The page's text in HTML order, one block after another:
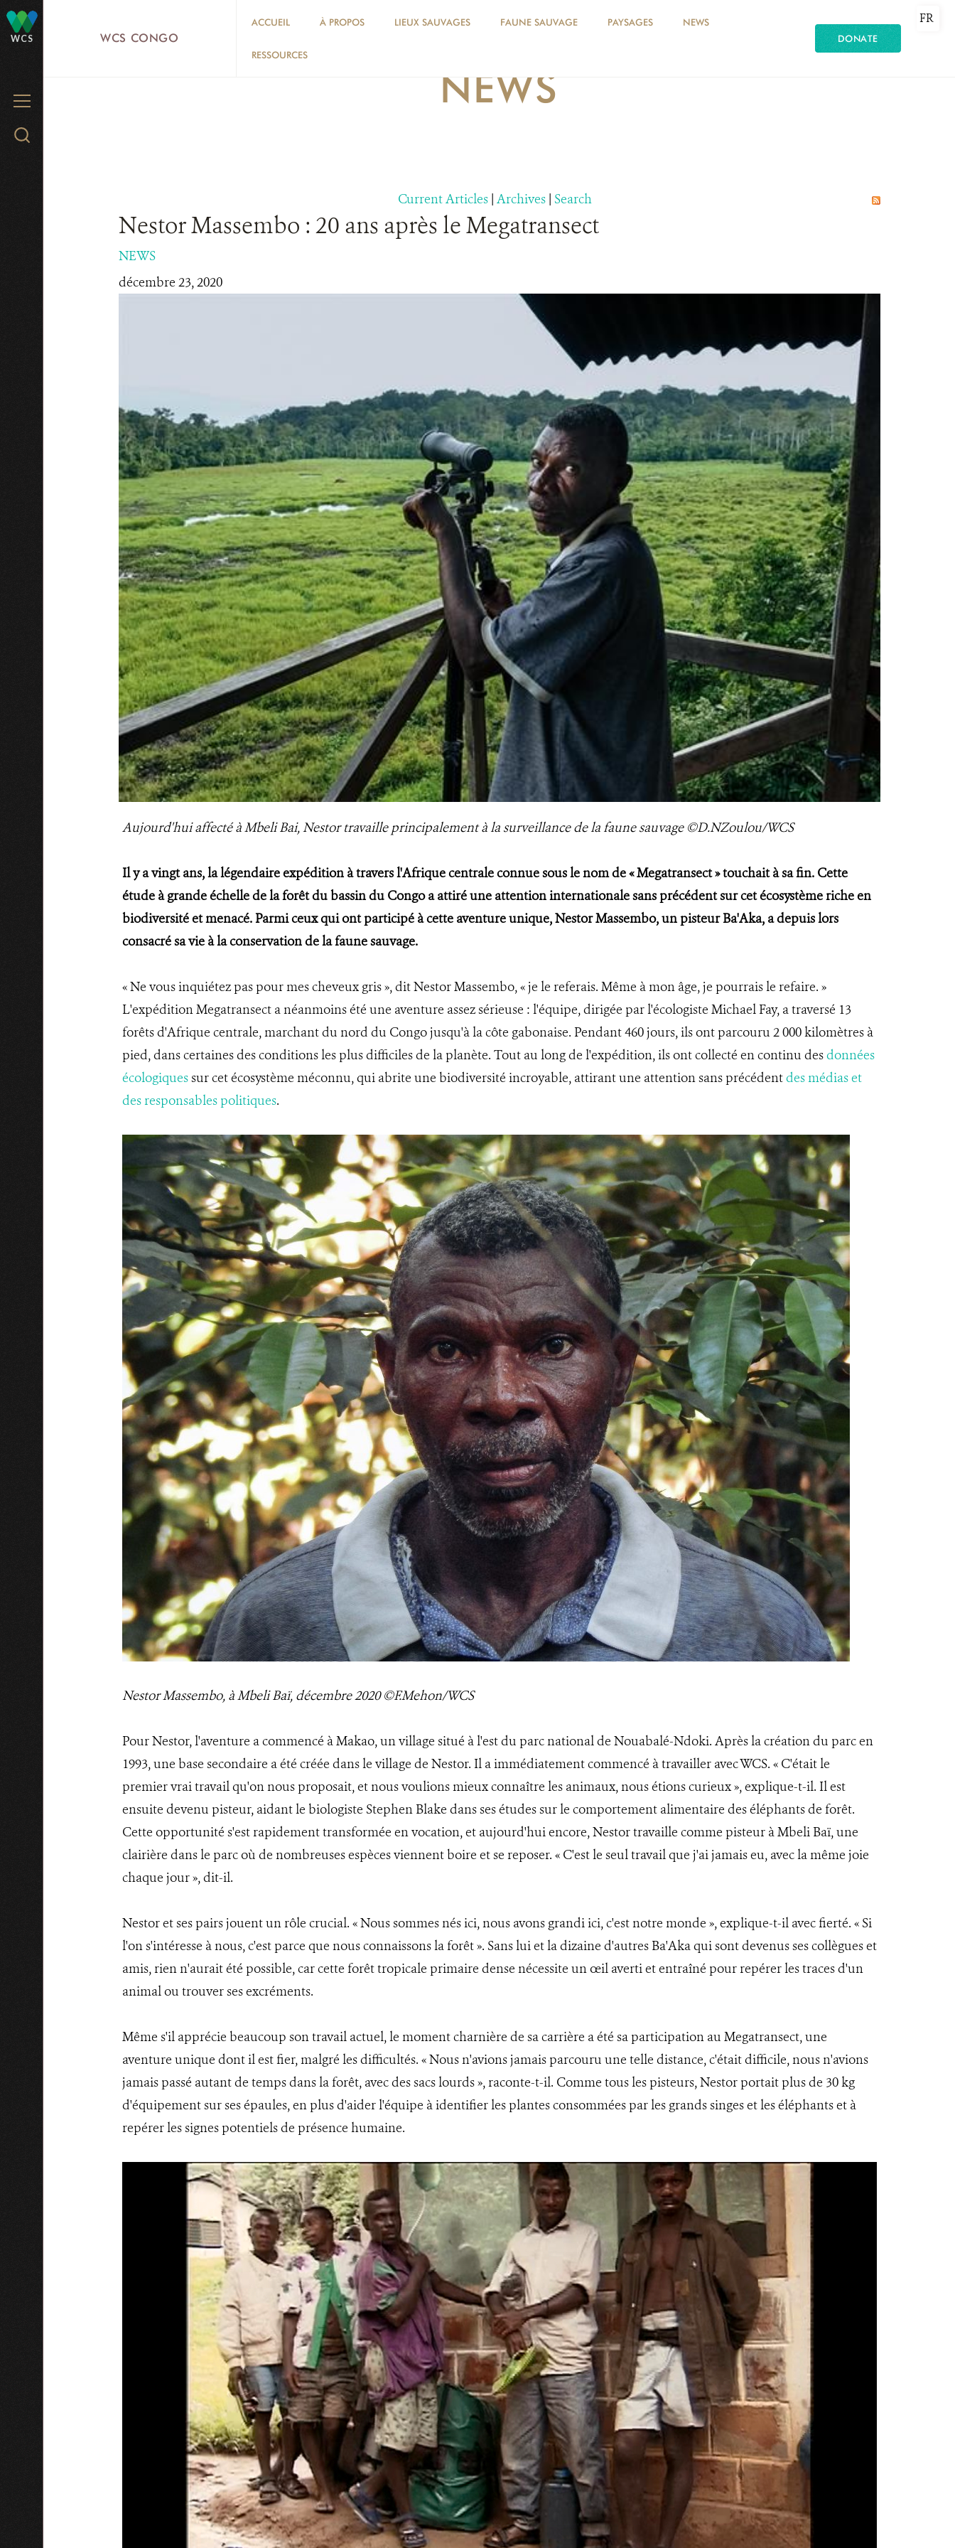
WCS
MENU
Search
WCS CONGO
ACCUEIL À PROPOS LIEUX SAUVAGES FAUNE SAUVAGE PAYSAGES NEWS
RESSOURCES
DONATE
FR
NEWS
Current Articles | Archives | Search
Nestor Massembo : 20 ans après le Megatransect
NEWS
décembre 23, 2020
Aujourd'hui affecté à Mbeli Bai, Nestor travaille principalement à la surveillance de la faune sauvage ©D.NZoulou/WCS
Il y a vingt ans, la légendaire expédition à travers l'Afrique centrale connue sous le nom de « Megatransect » touchait à sa fin. Cette
étude à grande échelle de la forêt du bassin du Congo a attiré une attention internationale sans précédent sur cet écosystème riche en
biodiversité et menacé. Parmi ceux qui ont participé à cette aventure unique, Nestor Massembo, un pisteur Ba'Aka, a depuis lors
consacré sa vie à la conservation de la faune sauvage.
« Ne vous inquiétez pas pour mes cheveux gris », dit Nestor Massembo, « je le referais. Même à mon âge, je pourrais le refaire. »
L'expédition Megatransect a néanmoins été une aventure assez sérieuse : l'équipe, dirigée par l'écologiste Michael Fay, a traversé 13
forêts d'Afrique centrale, marchant du nord du Congo jusqu'à la côte gabonaise. Pendant 460 jours, ils ont parcouru 2 000 kilomètres à
pied, dans certaines des conditions les plus difficiles de la planète. Tout au long de l'expédition, ils ont collecté en continu desdonnées
écologiquessur cet écosystème méconnu, qui abrite une biodiversité incroyable, attirant une attention sans précédentdes médias et
des responsables politiques.
Nestor Massembo, à Mbeli Baï, décembre 2020 ©F.Mehon/WCS
Pour Nestor, l'aventure a commencé à Makao, un village situé à l'est du parc national de Nouabalé-Ndoki. Après la création du parc en
1993, une base secondaire a été créée dans le village de Nestor. Il a immédiatement commencé à travailler avec WCS. « C'était le
premier vrai travail qu'on nous proposait, et nous voulions mieux connaître les animaux, nous étions curieux », explique-t-il. Il est
ensuite devenu pisteur, aidant le biologiste Stephen Blake dans ses études sur le comportement alimentaire des éléphants de forêt.
Cette opportunité s'est rapidement transformée en vocation, et aujourd'hui encore, Nestor travaille comme pisteur à Mbeli Baï, une
clairière dans le parc où de nombreuses espèces viennent boire et se reposer. « C'est le seul travail que j'ai jamais eu, avec la même joie
chaque jour », dit-il.
Nestor et ses pairs jouent un rôle crucial. « Nous sommes nés ici, nous avons grandi ici, c'est notre monde », explique-t-il avec fierté. « Si
l'on s'intéresse à nous, c'est parce que nous connaissons la forêt ». Sans lui et la dizaine d'autres Ba'Aka qui sont devenus ses collègues et
amis, rien n'aurait été possible, car cette forêt tropicale primaire dense nécessite un œil averti et entraîné pour repérer les traces d'un
animal ou trouver ses excréments.
Même s'il apprécie beaucoup son travail actuel, le moment charnière de sa carrière a été sa participation au Megatransect, une
aventure unique dont il est fier, malgré les difficultés. « Nous n'avions jamais parcouru une telle distance, c'était difficile, nous n'avions
jamais passé autant de temps dans la forêt, avec des sacs lourds », raconte-t-il. Comme tous les pisteurs, Nestor portait plus de 30 kg
d'équipement sur ses épaules, en plus d'aider l'équipe à identifier les plantes consommées par les grands singes et les éléphants et à
repérer les signes potentiels de présence humaine.